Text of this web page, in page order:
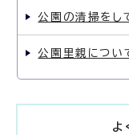
公園の清掃をし
公園里親につい
よ